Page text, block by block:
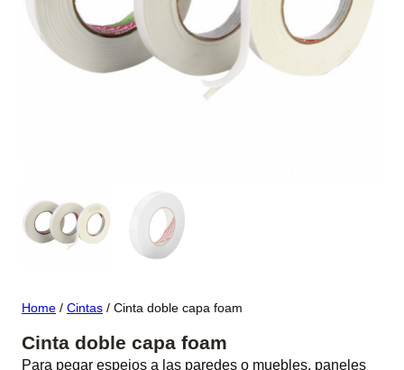
Home / Cintas / Cinta doble capa foam
Cinta doble capa foam
Para pegar espejos a las paredes o muebles, paneles